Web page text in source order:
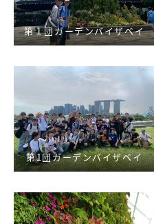
第１団ガーデンバイザベイ
第1団ガーデンバイザベイ